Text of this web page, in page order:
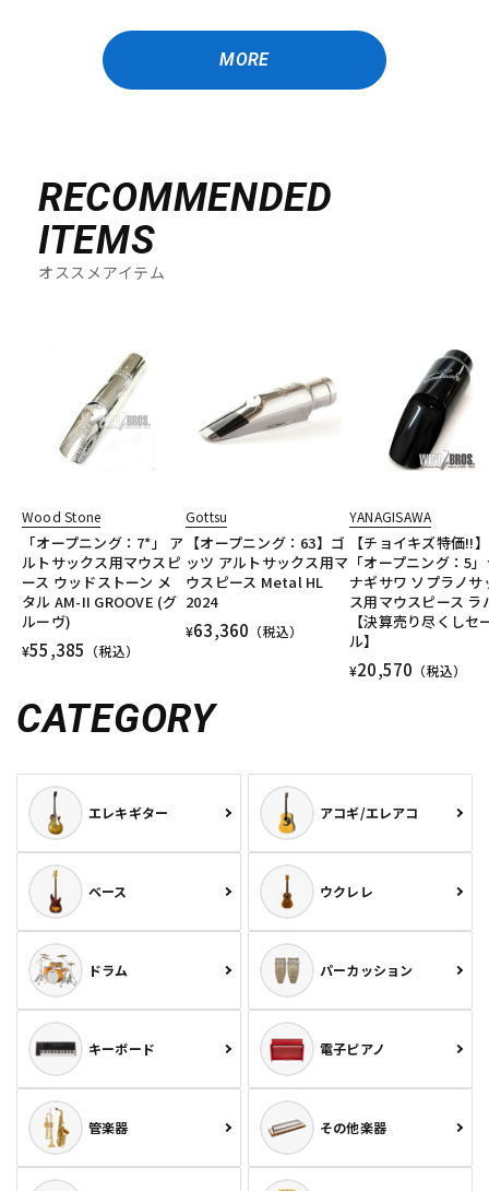
MORE
RECOMMENDED
ITEMS
オススメアイテム
Wood Stone
「オープニング：7*」 ア
ルトサックス用マウスピ
ース ウッドストーン メ
タル AM-II GROOVE (グ
ルーヴ)
¥55,385 （税込）
Gottsu
【オープニング：63】ゴ
ッツ アルトサックス用マ
ウスピース Metal HL
2024
¥63,360 （税込）
YANAGISAWA
【チョイキズ特価!!】
「オープニング：5
ナギサワ ソプラノサ
ス用マウスピース ラ
【決算売り尽くしセ
ル】
¥20,570 （税込）
CATEGORY
エレキギター アコギ/エレアコ
ベース ウクレレ
ドラム パーカッション
キーボード 電子ピアノ
管楽器 その他楽器